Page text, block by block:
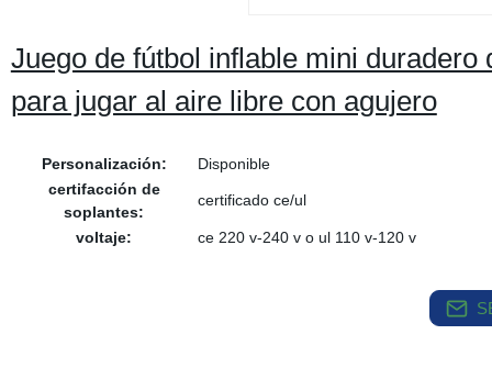
Juego de fútbol inflable mini
para jugar al aire libre con agujero
Personalización:
Disponible
certifacción de
soplantes:
certificado ce/ul
voltaje: ce 220 v-240 v o ul 110 v-120 v